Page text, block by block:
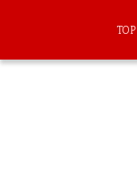
TOP